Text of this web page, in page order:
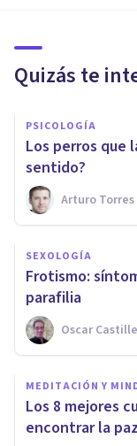
Quizás te
PSICOLOGÍA
Los perros que
sentido?
Arturo Torres
SEXOLOGÍA
Frotismo:
parafilia
Oscar
MEDITACIÓN Y
​Los 8 mejores
encontrar la